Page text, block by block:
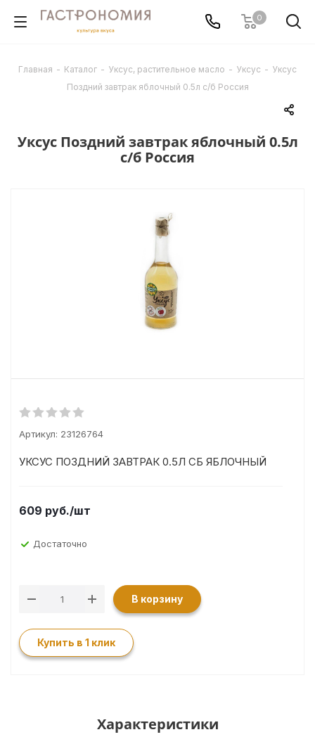
0
Главная - Каталог - Уксус, растительное масло - Уксус - Уксус
Поздний завтрак яблочный 0.5л с/б Россия
Уксус Поздний завтрак яблочный 0.5л
с/б Россия
Артикул: 23126764
УКСУС ПОЗДНИЙ ЗАВТРАК 0.5Л СБ ЯБЛОЧНЫЙ
609 руб./шт
Достаточно
В корзину
Купить в 1 клик
Характеристики